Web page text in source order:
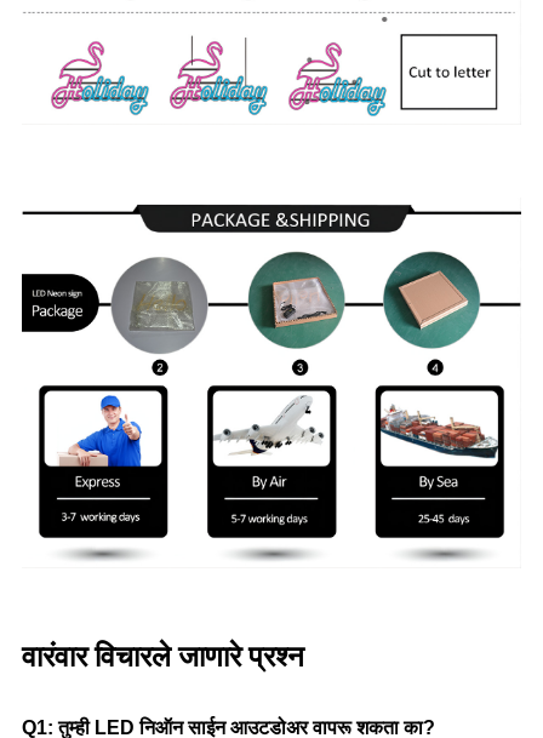
वारंवार विचारले जाणारे प्रश्न
Q1: तुम्ही LED निऑन साईन आउटडोअर वापरू शकता का?